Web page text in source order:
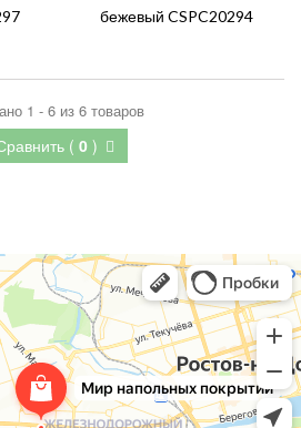
бежевый CSPC20294
( 0 )
1 - 6 из 6 товаров